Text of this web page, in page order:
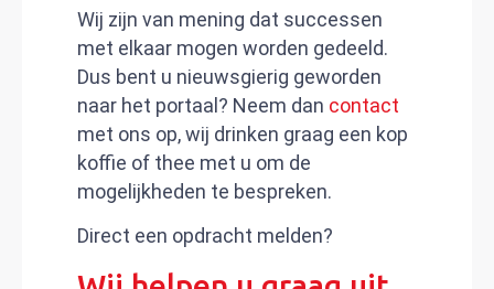
Wij zijn van mening dat successen
met elkaar mogen worden gedeeld.
Dus bent u nieuwsgierig geworden
naar het portaal? Neem dan contact
met ons op, wij drinken graag een kop
koffie of thee met u om de
mogelijkheden te bespreken.
Direct een opdracht melden?